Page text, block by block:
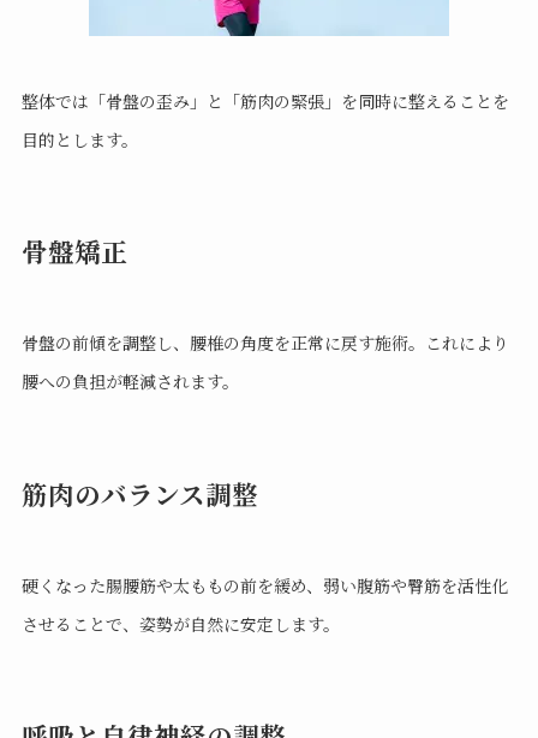
整体では「骨盤の歪み」と「筋肉の緊張」を同時に整えることを
目的とします。
骨盤矯正
骨盤の前傾を調整し、腰椎の角度を正常に戻す施術。これにより
腰への負担が軽減されます。
筋肉のバランス調整
硬くなった腸腰筋や太ももの前を緩め、弱い腹筋や臀筋を活性化
させることで、姿勢が自然に安定します。